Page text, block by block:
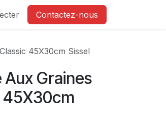
Contactez-nous
45X30cm Sissel
Graines
45X30cm